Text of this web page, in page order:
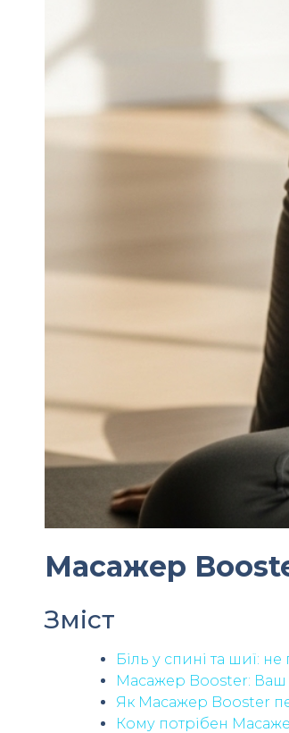
Масажер
Зміст
Біль у спині та шиї:
Масажер Booster: Ваш
Як Масажер Booster
Кому потрібен